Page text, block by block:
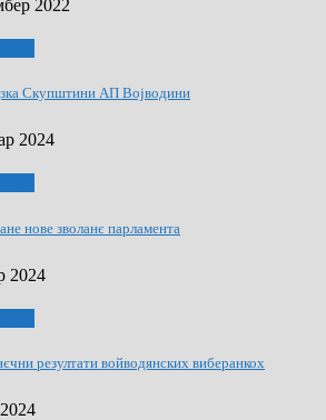
2022
Скупштини АП Војводини
2024
нове зволанє парламентa
2024
резултати войводянских виберанкох